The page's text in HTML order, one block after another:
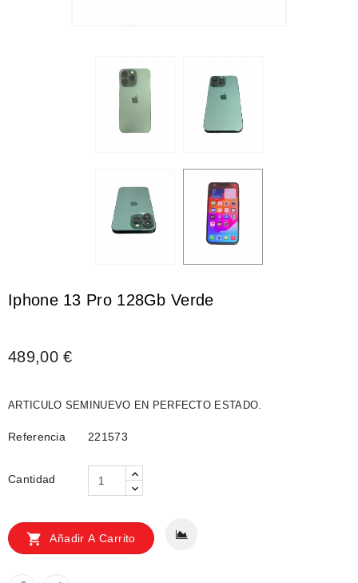
Iphone 13 Pro 128Gb Verde
489,00 €
ARTICULO SEMINUEVO EN PERFECTO ESTADO.
Referencia 221573
Cantidad
 Añadir A Carrito